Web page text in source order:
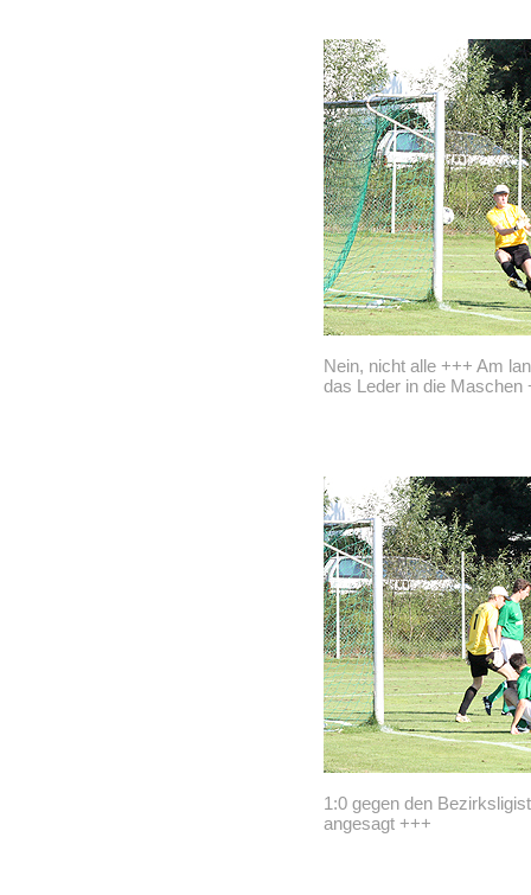
Nein, nicht alle +++ Am
das Leder in die Maschen
1:0 gegen den
angesagt +++